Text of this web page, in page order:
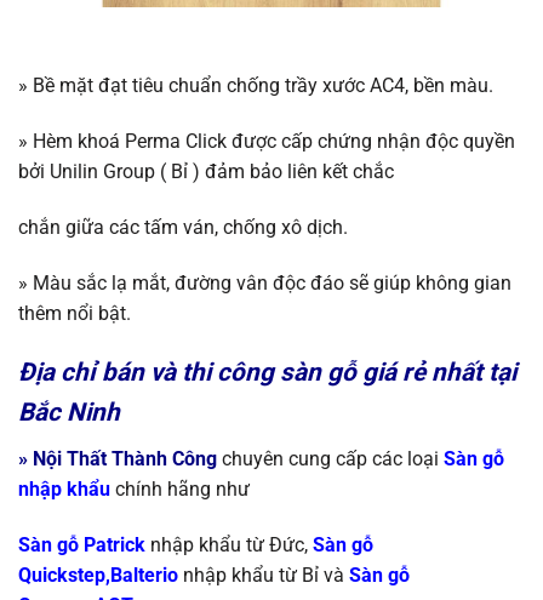
» Bề mặt đạt tiêu chuẩn chống trầy xước AC4, bền màu.
» Hèm khoá Perma Click được cấp chứng nhận độc quyền
bởi Unilin Group ( Bỉ ) đảm bảo liên kết chắc
chắn giữa các tấm ván, chống xô dịch.
» Màu sắc lạ mắt, đường vân độc đáo sẽ giúp không gian
thêm nổi bật.
Địa chỉ bán và thi công sàn gỗ giá rẻ nhất tại
Bắc Ninh
» Nội Thất Thành Công chuyên cung cấp các loại Sàn gỗ
nhập khẩu chính hãng như
Sàn gỗ Patrick nhập khẩu từ Đức, Sàn gỗ
Quickstep,Balterio nhập khẩu từ Bỉ và Sàn gỗ